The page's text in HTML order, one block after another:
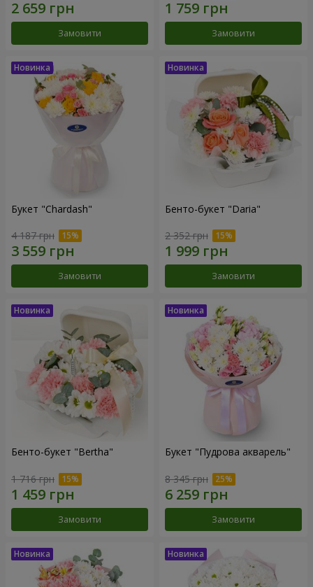
Замовити Замовити
Букет "Chardash"
4 187 грн
Замовити
Бенто-букет "Daria"
2 352 грн
Замовити
Бенто-букет "Bertha"
1 716 грн
Замовити
Букет "Пудрова акварель"
8 345 грн
Замовити